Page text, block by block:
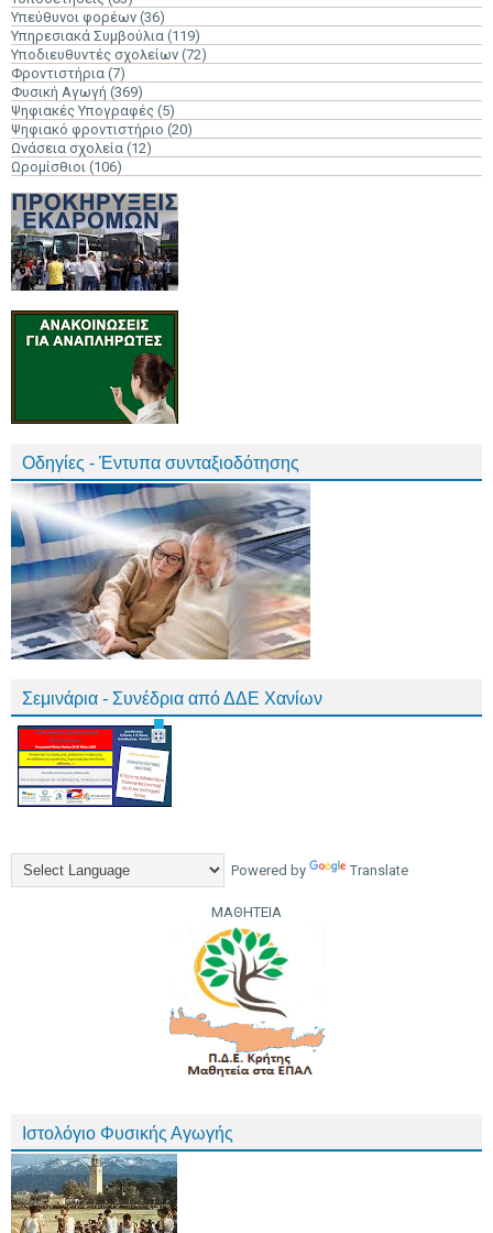
Υπεύθυνοι φορέων (36)
Υπηρεσιακά Συμβούλια (119)
Υποδιευθυντές σχολείων (72)
Φροντιστήρια (7)
Φυσική Αγωγή (369)
Ψηφιακές Υπογραφές (5)
Ψηφιακό φροντιστήριο (20)
Ωνάσεια σχολεία (12)
Ωρομίσθιοι (106)
Οδηγίες - Έντυπα συνταξιοδότησης
Σεμινάρια - Συνέδρια από ΔΔΕ Χανίων
Powered by Translate
ΜΑΘΗΤΕΙΑ
Ιστολόγιο Φυσικής Αγωγής